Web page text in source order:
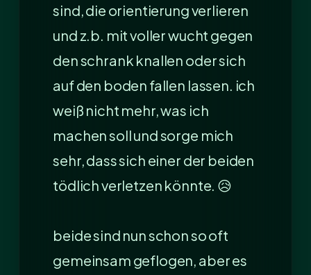
sind, die orientierung verlieren
und z.b. mit voller wucht gegen
den schrank knallen oder sich
auf den boden fallen lassen. ich
weiß nicht mehr, was ich
machen soll und sorge mich
sehr, dass sich einer der beiden
tödlich verletzen könnte. 😥
beide sind nun schon so oft
gemeinsam geflogen, aber es